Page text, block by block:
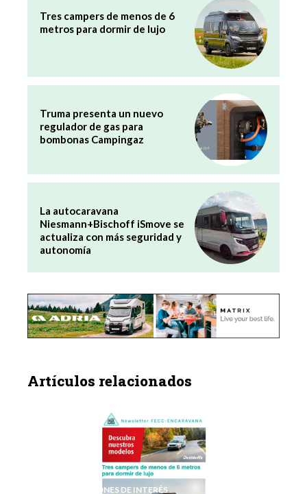
Tres campers de menos de 6
metros para dormir de lujo
Truma presenta un nuevo
regulador de gas para
bombonas Campingaz
La autocaravana
Niesmann+Bischoff iSmove se
actualiza con más seguridad y
autonomía
Artículos relacionados
INFORMACIONES DE INTERÉS